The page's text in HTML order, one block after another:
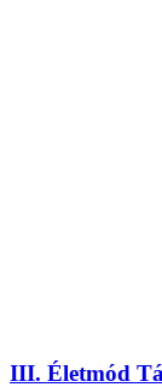
III. Életmód